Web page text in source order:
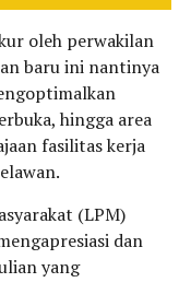
oleh perwakilan
baru ini nantinya
hingga area
fasilitas kerja
(LPM)
dan
yang